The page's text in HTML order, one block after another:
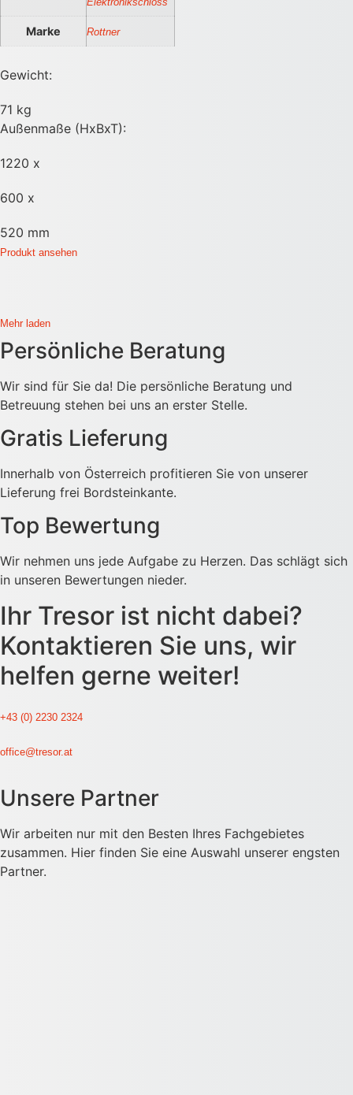
Marke Rottner
Gewicht:
71 kg
Außenmaße (HxBxT):
1220 x
600 x
520 mm
Produkt ansehen
Mehr laden
Persönliche Beratung
Wir sind für Sie da! Die persönliche Beratung und
Betreuung stehen bei uns an erster Stelle.
Gratis Lieferung
Innerhalb von Österreich profitieren Sie von unserer
Lieferung frei Bordsteinkante.
Top Bewertung
Wir nehmen uns jede Aufgabe zu Herzen. Das schlägt sich
in unseren Bewertungen nieder.
Ihr Tresor ist nicht dabei?
Kontaktieren Sie uns, wir
helfen gerne weiter!
+43 (0) 2230 2324
office@tresor.at
Unsere Partner
Wir arbeiten nur mit den Besten Ihres Fachgebietes
zusammen. Hier finden Sie eine Auswahl unserer engsten
Partner.